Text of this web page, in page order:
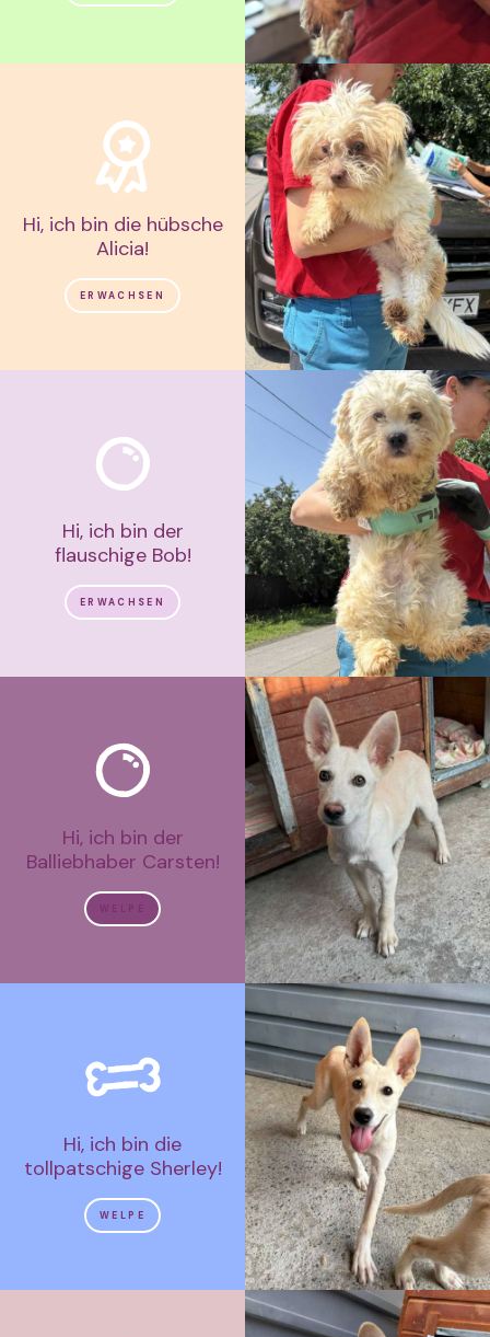
Hi, ich bin die hübsche
Alicia!
ERWACHSEN
Hi, ich bin der
flauschige Bob!
ERWACHSEN
Hi, ich bin der
Balliebhaber Carsten!
Hi, ich bin die
tollpatschige Sherley!
WELPE